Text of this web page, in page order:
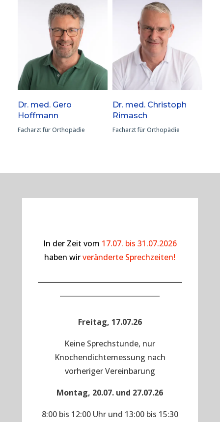
Dr. med. Gero
Hoffmann
Facharzt für Orthopädie
Dr. med. Christoph
Rimasch
Facharzt für Orthopädie
In der Zeit vom 17.07. bis 31.07.2026
haben wirveränderte Sprechzeiten!
Freitag, 17.07.26
Keine Sprechstunde, nur
Knochendichtemessung nach
vorheriger Vereinbarung
Montag, 20.07. und 27.07.26
8:00 bis 12:00 Uhr und 13:00 bis 15:30